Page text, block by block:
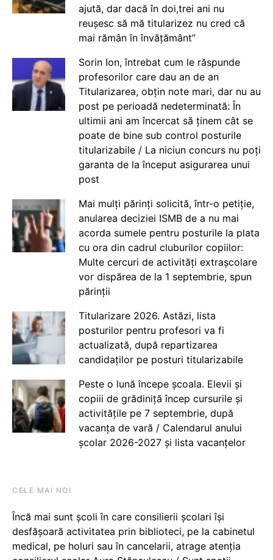
ajută, dar dacă în doi,trei ani nu
reușesc să mă titularizez nu cred că
mai rămân în învățământ”
Sorin Ion, întrebat cum le răspunde
profesorilor care dau an de an
Titularizarea, obțin note mari, dar nu au
post pe perioadă nedeterminată: În
ultimii ani am încercat să ținem cât se
poate de bine sub control posturile
titularizabile / La niciun concurs nu poți
garanta de la început asigurarea unui
post
Mai mulți părinți solicită, într-o petiție,
anularea deciziei ISMB de a nu mai
acorda sumele pentru posturile la plata
cu ora din cadrul cluburilor copiilor:
Multe cercuri de activități extrașcolare
vor dispărea de la 1 septembrie, spun
părinții
Titularizare 2026. Astăzi, lista
posturilor pentru profesori va fi
actualizată, după repartizarea
candidaților pe posturi titularizabile
Peste o lună începe școala. Elevii și
copiii de grădiniță încep cursurile și
activitățile pe 7 septembrie, după
vacanța de vară / Calendarul anului
școlar 2026-2027 și lista vacanțelor
CELE MAI NOI
Încă mai sunt școli în care consilierii școlari își
desfășoară activitatea prin biblioteci, pe la cabinetul
medical, pe holuri sau în cancelarii, atrage atenția